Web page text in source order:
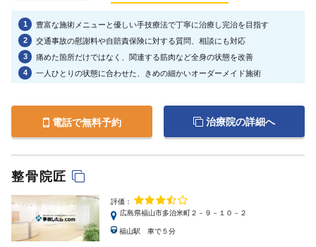
1
豊富な施術メニューと優しい手技療法で丁寧に治療し完治を目指す
2
交通事故の慰謝料や自賠責保険に対する質問、相談にも対応
3
痛めた箇所だけではなく、関連する筋肉など全身の状態を改善
4
一人ひとりの状態に合わせた、きめの細かいオーダーメイド施術
電話で無料予約 治療院の詳細へ
整骨院匠
評価：
広島県福山市多治米町２－９－１０－２
福山駅 車で５分